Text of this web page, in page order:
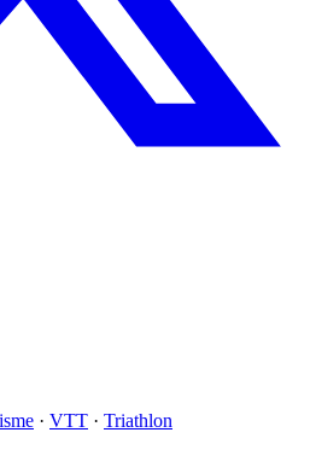
· VTT · Triathlon